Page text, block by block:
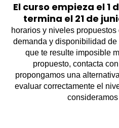
El curso empieza el 1
termina el 21 de
horarios y niveles
demanda y disponibilidad
que te resulte imposible
propuesto, contacta
propongamos una
evaluar correctamente el